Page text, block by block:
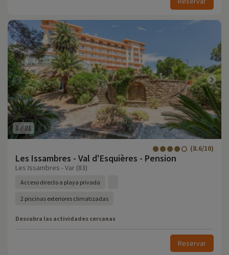
1 /21
Les Issambres - Val d'Esquières - Pension
(8.6/10)
Les Issambres - Var (83)
Acceso directo a playa privada
2 piscinas exteriores climatizadas
Descubra las actividades cercanas
Reservar